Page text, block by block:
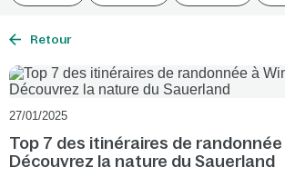
Retour
27/01/2025
Top 7 des itinéraires de
Découvrez la nature du Sauerland